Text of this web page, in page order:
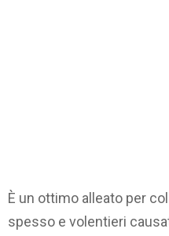
È un ottimo alleato per
spesso e volentieri